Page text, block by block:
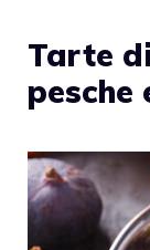
Tarte
pesche